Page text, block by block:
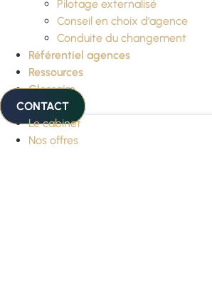
Pilotage externalisé
Conseil en choix d’agence
Conduite du changement
Référentiel agences
Ressources
Glossaire
CONTACT
Le cabinet
Nos offres